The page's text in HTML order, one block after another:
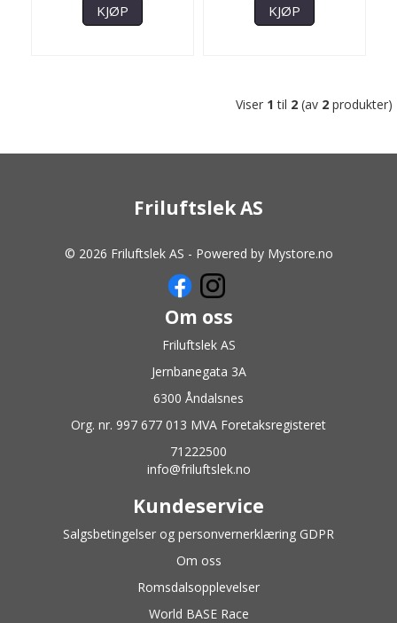
KJØP KJØP
Viser 1 til 2 (av 2 produkter)
Friluftslek AS
© 2026 Friluftslek AS - Powered by Mystore.no
Om oss
Friluftslek AS
Jernbanegata 3A
6300 Åndalsnes
Org. nr. 997 677 013 MVA Foretaksregisteret
71222500
info@friluftslek.no
Kundeservice
Salgsbetingelser og personvernerklæring GDPR
Om oss
Romsdalsopplevelser
World BASE Race